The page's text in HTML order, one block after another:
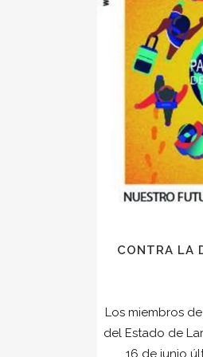
CONTRA LA
Los miembros
del Estado de
16 de junio